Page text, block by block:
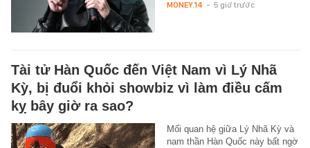
MONEY.14 - 5 giờ trước
Tài tử Hàn Quốc đến Việt Nam vì Lý Nhã
Kỳ, bị đuổi khỏi showbiz vì làm điều cấm
kỵ bây giờ ra sao?
Mối quan hệ giữa Lý Nhã Kỳ và
nam thần Hàn Quốc này bất ngờ